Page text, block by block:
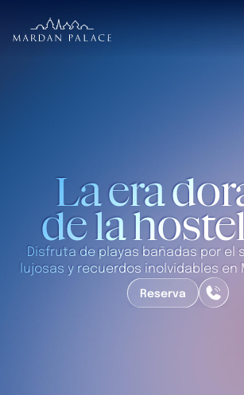
La era
de la
Disfruta de playas bañadas por el
lujosas y recuerdos inolvidables en
Reserva